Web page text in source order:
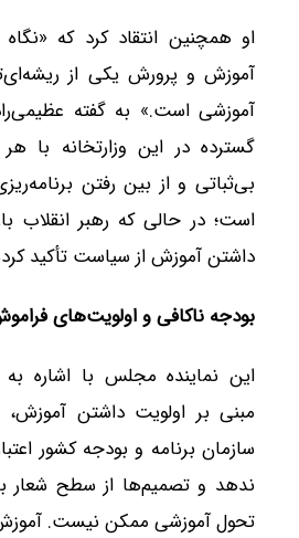
او همچنین انتقاد کرد که
آموزش و پرورش یکی از
آموزشی است.» به گفته
گسترده در این وزارتخانه با
بی‌ثباتی و از بین رفتن
است؛ در حالی که رهبر انقلاب
داشتن آموزش از سیاست تأکید
بودجه ناکافی و اولویت‌های
این نماینده مجلس با اشاره
مبنی بر اولویت داشتن
سازمان برنامه و بودجه کشور
ندهد و تصمیم‌ها از سطح شعار
تحول آموزشی ممکن نیست.